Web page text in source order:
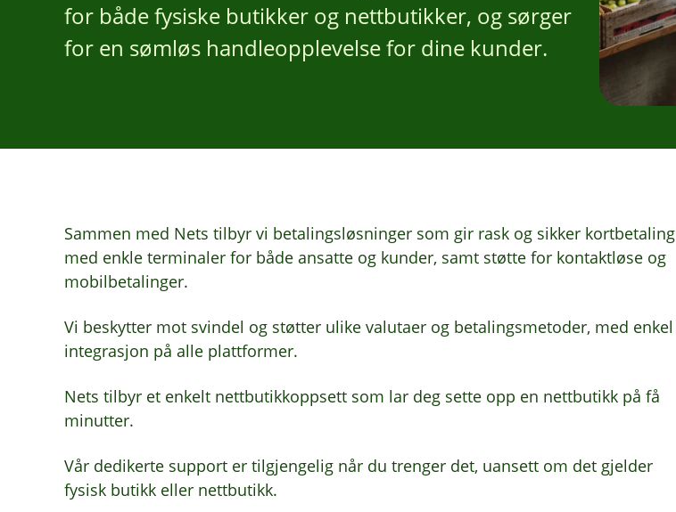
for både fysiske butikker og nettbutikker, og sørger
for en sømløs handleopplevelse for dine kunder.
Sammen med Nets tilbyr vi betalingsløsninger som gir rask og sikker kortbetaling
med enkle terminaler for både ansatte og kunder, samt støtte for kontaktløse og
mobilbetalinger.
Vi beskytter mot svindel og støtter ulike valutaer og betalingsmetoder, med enkel
integrasjon på alle plattformer.
Nets tilbyr et enkelt nettbutikkoppsett som lar deg sette opp en nettbutikk på få
minutter.
Vår dedikerte support er tilgjengelig når du trenger det, uansett om det gjelder
fysisk butikk eller nettbutikk.